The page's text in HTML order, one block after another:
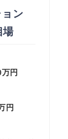
ン
場
円
円